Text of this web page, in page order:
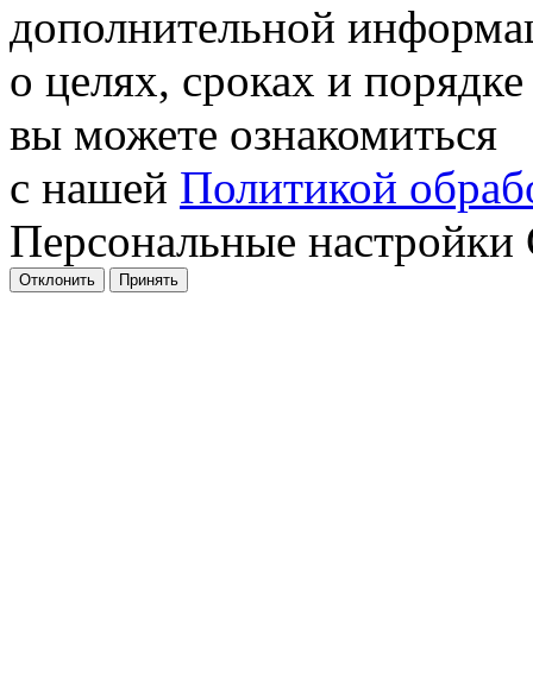
дополнительной
о целях, сроках и
вы можете ознакомиться
с нашей Политикой
Персональные настройки
Отклонить Принять